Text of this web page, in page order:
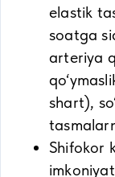
elastik
soatga
arteriya
shart),
Shifokor